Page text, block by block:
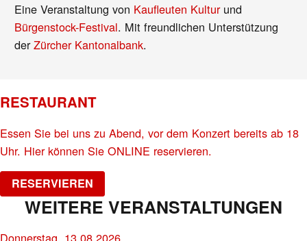
Eine Veranstaltung von Kaufleuten Kulturund
Bürgenstock-Festival. Mit freundlichen Unterstützung
derZürcher Kantonalbank.
RESTAURANT
Essen Sie bei uns zu Abend, vor dem Konzert bereits ab 18
Uhr. Hier können Sie ONLINE reservieren.
RESERVIEREN
WEITERE VERANSTALTUNGEN
Donnerstag, 13.08.2026